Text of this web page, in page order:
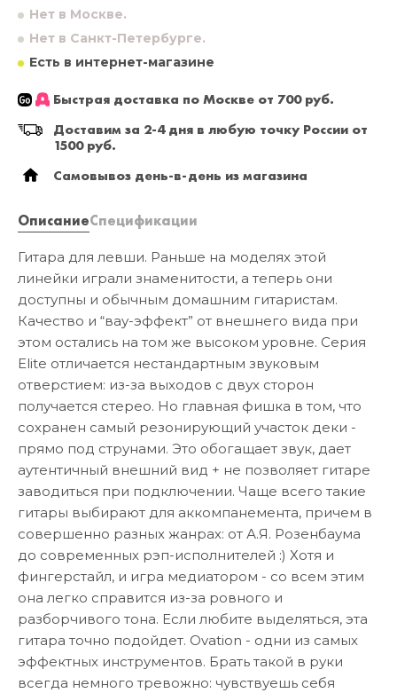
Нет в Москве.
Нет в Санкт-Петербурге.
Есть в интернет-магазине
Быстрая доставка по Москве от 700 руб.
Доставим за 2-4 дня в любую точку России от
1500 руб.
Самовывоз день-в-день из магазина
ОписаниеСпецификации
Гитара для левши. Раньше на моделях этой
линейки играли знаменитости, а теперь они
доступны и обычным домашним гитаристам.
Качество и “вау-эффект” от внешнего вида при
этом остались на том же высоком уровне. Серия
Elite отличается нестандартным звуковым
отверстием: из-за выходов с двух сторон
получается стерео. Но главная фишка в том, что
сохранен самый резонирующий участок деки -
прямо под струнами. Это обогащает звук, дает
аутентичный внешний вид + не позволяет гитаре
заводиться при подключении. Чаще всего такие
гитары выбирают для аккомпанемента, причем в
совершенно разных жанрах: от А.Я. Розенбаума
до современных рэп-исполнителей :) Хотя и
фингерстайл, и игра медиатором - со всем этим
она легко справится из-за ровного и
разборчивого тона. Если любите выделяться, эта
гитара точно подойдет. Ovation - одни из самых
эффектных инструментов. Брать такой в руки
всегда немного тревожно: чувствуешь себя